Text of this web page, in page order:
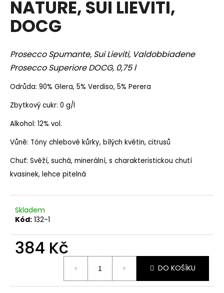
NATURE, SUI LIEVITI,
DOCG
Prosecco Spumante, Sui Lieviti, Valdobbiadene
Prosecco Superiore DOCG, 0,75 l
Odrůda: 90% Glera, 5% Verdiso, 5% Perera
Zbytkový cukr: 0 g/l
Alkohol: 12% vol.
Vůně: Tóny chlebové kůrky, bílých květin, citrusů
Chuť: Svěží, suchá, minerální, s charakteristickou chutí
kvasinek, lehce pitelná
Skladem
Kód: 132-1
384 Kč
DO KOŠÍKU
a
j
t
?
D
o
o
u
č
u